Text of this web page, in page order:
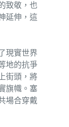
致敬，也
延伸，這
現實世界
地的抗爭
街頭，將
旗幟。塞
場合穿戴